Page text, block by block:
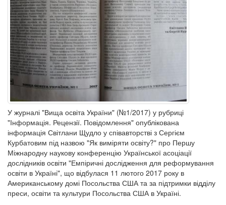
У журналі "Вища освіта України" (№1/2017) у рубриці
"Інформація. Рецензії. Повідомлення" опублікована
інформація Світлани Щудло у співавторстві з Сергієм
Курбатовим під назвою "Як виміряти освіту?" про Першу
Міжнародну наукову конференцію Української асоціації
дослідників освіти "Емпіричні дослідження для реформування
освіти в Україні", що відбулася 11 лютого 2017 року в
Американському домі Посольства США та за підтримки відділу
преси, освіти та культури Посольства США в Україні.